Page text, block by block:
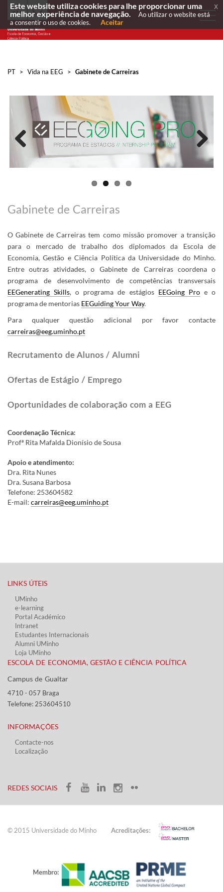
PT > Vida na EEG > Gabinete de Carreiras
Previous Next
Gabinete de Carreiras
O Gabinete de Carreiras tem como missão promover a transição
para o mercado de trabalho dos diplomados da Escola de
Economia, Gestão e Ciência Política da Universidade do Minho.
Entre outras atividades, o Gabinete de Carreiras coordena o
programa de desenvolvimento de competências transversais
EEGenerating Skills, o programa de estágios EEGoing Proe o
programa de mentorias EEGuiding Your Way.
Para qualquer questão adicional por favor contacte
carreiras@eeg.uminho.pt
​Recrutamento de Alunos / Alumni​​
Ofertas de Estágio / Emprego
Oportunidades de colaboração com a EEG
Coordenação Técnica:
Profª Rita Mafalda Dionísio de Sousa​
Apoio e atendimento:
Dra. Rita Nunes​
Dra. Susana Barbosa
Telefone: 253604582​
E-mail: carreiras@eeg.uminho.pt​​​​​​
LINKS ÚTEIS​
UMinho
e-learning
Portal Académico
Intranet
Estudantes Inter​​nacionais
Alumni UMinho
Loja UMinho
ESCOLA DE ECONOMIA, GESTÃO E CIÊNCIA POLÍTICA
Campus de Gualtar ​​
4710 - ​057 Braga
Telefone: 253604510​​
INFORMAÇÕES
Contacte-nos
Localização
​REDES SOCIAIS​​
© 2015 Universidade do ​Minho​​​ Acreditações:
Membro:
Este website utiliza cookies para lhe proporcionar uma
melhor experiência de navegação.
Ao utilizar o website está
a consentir o uso de cookies.
Aceitar
x